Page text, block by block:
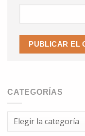
CATEGORÍAS
Categorías